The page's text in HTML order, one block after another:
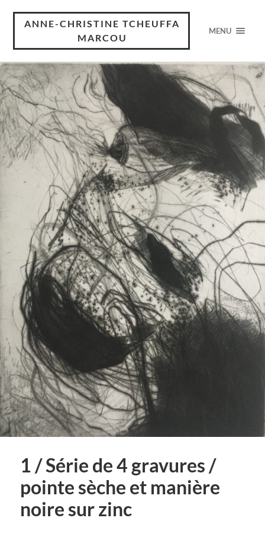
ANNE-CHRISTINE TCHEUFFA
MARCOU
MENU
1 / Série de 4 gravures /
pointe sèche et manière
noire sur zinc